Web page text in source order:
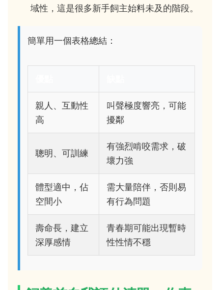
域性，這是很多新手飼主始料未及的階段。
簡單用一個表格總結：
親人、互動性
高
叫聲極度響亮，可能
擾鄰
聰明、可訓練
有強烈啃咬需求，破
壞力強
體型適中，佔
空間小
需大量陪伴，否則易
有行為問題
壽命長，建立
深厚感情
青春期可能出現暫時
性性情不穩